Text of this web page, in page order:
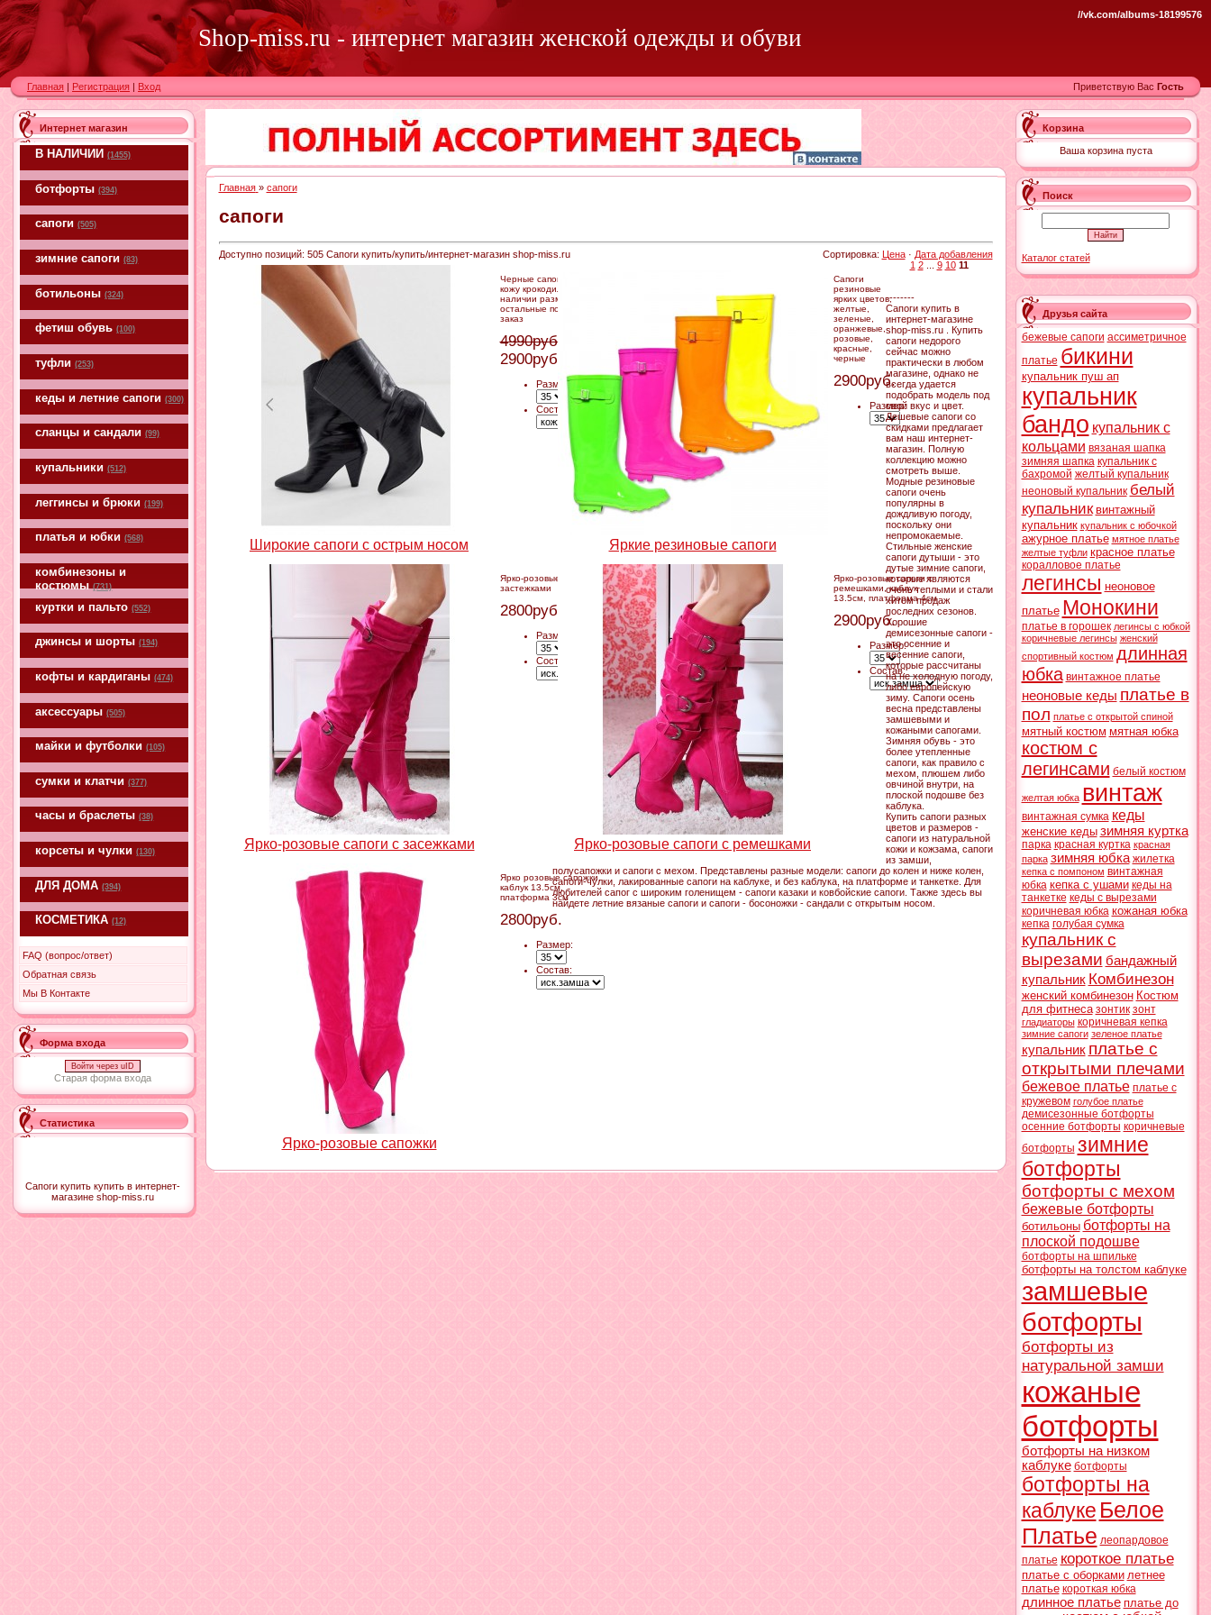
Shop-miss.ru - интернет магазин женской одежды и обуви
//vk.com/albums-18199576
Главная | Регистрация | Вход Приветствую Вас Гость
Интернет магазин
В НАЛИЧИИ(1455)
ботфорты(394)
сапоги(505)
зимние сапоги(83)
ботильоны(324)
фетиш обувь(100)
туфли(253)
кеды и летние сапоги(300)
сланцы и сандали(99)
купальники(512)
леггинсы и брюки(199)
платья и юбки(568)
комбинезоны и
костюмы(731)
куртки и пальто(552)
джинсы и шорты(194)
кофты и кардиганы(474)
аксессуары(505)
майки и футболки(105)
сумки и клатчи(377)
часы и браслеты(38)
корсеты и чулки(130)
ДЛЯ ДОМА(394)
КОСМЕТИКА(12)
FAQ (вопрос/ответ)
Обратная связь
Мы В Контакте
Форма входа
Войти через uID
Старая форма входа
Статистика
Сапоги купить купить в интернет-
магазине shop-miss.ru
Главная » сапоги
сапоги
Доступно позиций: 505Сапоги купить/купить/интернет-магазин shop-miss.ru Сортировка: Цена· Дата добавления
Широкие сапоги с острым носом
Черные сапоги под
кожу крокодила, в
наличии размер 38,
остальные под
заказ
4990руб.
2900руб.
Размер:
Состав:
Яркие резиновые сапоги
Сапоги
резиновые
ярких цветов,
желтые,
зеленые,
оранжевые,
розовые,
красные,
черные
2900руб.
Размер:
Ярко-розовые сапоги с засежками
Ярко-розовые сапоги с
застежками
2800руб.
Размер:
Состав:
Ярко-розовые сапоги с ремешками
Ярко-розовые сапоги с
ремешками, каблук
13.5см, платформа 4см
2900руб.
Размер:
Состав:
Ярко-розовые сапожки
Ярко розовые сапожки,
каблук 13.5см,
платформа 3см
2800руб.
Размер:
Состав:
1 2... 9 10 11
--------
Сапоги купить в
интернет-магазине
shop-miss.ru . Купить
сапоги недорого
сейчас можно
практически в любом
магазине, однако не
всегда удается
подобрать модель под
свой вкус и цвет.
Дешевые сапоги со
скидками предлагает
вам наш интернет-
магазин. Полную
коллекцию можно
смотреть выше.
Модные резиновые
сапоги очень
популярны в
дождливую погоду,
поскольку они
непромокаемые.
Стильные женские
сапоги дутыши - это
дутые зимние сапоги,
которые являются
очень теплыми и стали
хитом продаж
последних сезонов.
Хорошие
демисезонные сапоги -
это осенние и
весенние сапоги,
которые рассчитаны
на не холодную погоду,
либо европейскую
зиму. Сапоги осень
весна представлены
замшевыми и
кожаными сапогами.
Зимняя обувь - это
более утепленные
сапоги, как правило с
мехом, плюшем либо
овчиной внутри, на
плоской подошве без
каблука.
Купить сапоги разных
цветов и размеров -
сапоги из натуральной
кожи и кожзама, сапоги
из замши,
полусапожки и сапоги с мехом. Представлены разные модели: сапоги до колен и ниже колен,
сапоги-чулки, лакированные сапоги на каблуке, и без каблука, на платформе и танкетке. Для
любителей сапог с широким голенищем - сапоги казаки и ковбойские сапоги. Также здесь вы
найдете летние вязаные сапоги и сапоги - босоножки - сандали с открытым носом.
Корзина
Ваша корзина пуста
Поиск
Каталог статей
Друзья сайта
бежевые сапоги ассиметричное
платье бикини
купальник пуш ап
купальник
бандо купальник с
кольцами вязаная шапка
зимняя шапка купальник с
бахромой желтый купальник
неоновый купальник белый
купальник винтажный
купальник купальник с юбочкой
ажурное платье мятное платье
желтые туфли красное платье
коралловое платье
легинсы неоновое
платье Монокини
платье в горошек легинсы с юбкой
коричневые легинсы женский
спортивный костюм длинная
юбка винтажное платье
неоновые кеды платье в
пол платье с открытой спиной
мятный костюм мятная юбка
костюм с
легинсами белый костюм
желтая юбка винтаж
винтажная сумка кеды
женские кеды зимняя куртка
парка красная куртка красная
парка зимняя юбка жилетка
кепка с помпоном винтажная
юбка кепка с ушами кеды на
танкетке кеды с вырезами
коричневая юбка кожаная юбка
кепка голубая сумка
купальник с
вырезами бандажный
купальник Комбинезон
женский комбинезон Костюм
для фитнеса зонтик зонт
гладиаторы коричневая кепка
зимние сапоги зеленое платье
купальник платье с
открытыми плечами
бежевое платье платье с
кружевом голубое платье
демисезонные ботфорты
осенние ботфорты коричневые
ботфорты зимние
ботфорты
ботфорты с мехом
бежевые ботфорты
ботильоны ботфорты на
плоской подошве
ботфорты на шпильке
ботфорты на толстом каблуке
замшевые
ботфорты
ботфорты из
натуральной замши
кожаные
ботфорты
ботфорты на низком
каблуке ботфорты
ботфорты на
каблуке Белое
Платье леопардовое
платье короткое платье
платье с оборками летнее
платье короткая юбка
длинное платье платье до